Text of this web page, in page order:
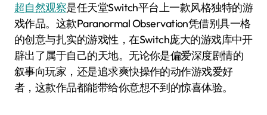
超自然观察是任天堂Switch平台上一款风格独特的游
戏作品。这款Paranormal Observation凭借别具一格
的创意与扎实的游戏性，在Switch庞大的游戏库中开
辟出了属于自己的天地。无论你是偏爱深度剧情的
叙事向玩家，还是追求爽快操作的动作游戏爱好
者，这款作品都能带给你意想不到的惊喜体验。